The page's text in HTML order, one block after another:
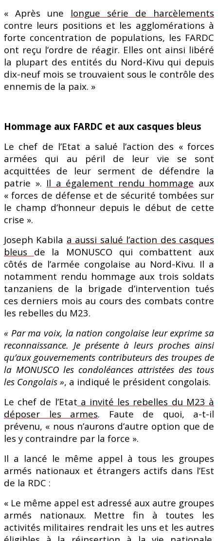
« Après une longue série de harcèlements
contre leurs positions et les agglomérations à
forte concentration de populations, les FARDC
ont reçu l’ordre de réagir. Elles ont ainsi libéré
la plupart des entités du Nord-Kivu qui depuis
dix-neuf mois se trouvaient sous le contrôle des
ennemis de la paix. »
Hommage aux FARDC et aux casques bleus
Le chef de l’Etat a salué l’action des « forces
armées qui au péril de leur vie se sont
acquittées de leur serment de défendre la
patrie ». Il a également rendu hommage aux
« forces de défense et de sécurité tombées sur
le champ d’honneur depuis le début de cette
crise ».
Joseph Kabila a aussi salué l’action des casques
bleus de la MONUSCO qui combattent aux
côtés de l’armée congolaise au Nord-Kivu. Il a
notamment rendu hommage aux trois soldats
tanzaniens de la brigade d’intervention tués
ces derniers mois au cours des combats contre
les rebelles du M23.
« Par ma voix, la nation congolaise leur exprime sa
reconnaissance. Je présente à leurs proches ainsi
qu’aux gouvernements contributeurs des troupes de
la MONUSCO les condoléances attristées des tous
les Congolais », a indiqué le président congolais.
Le chef de l’Etat a invité les rebelles du M23 à
déposer les armes. Faute de quoi, a-t-il
prévenu, « nous n’aurons d’autre option que de
les y contraindre par la force ».
Il a lancé le même appel à tous les groupes
armés nationaux et étrangers actifs dans l’Est
de la RDC :
« Le même appel est adressé aux autre groupes
armés nationaux. Mettre fin à toutes les
activités militaires rendrait les uns et les autres